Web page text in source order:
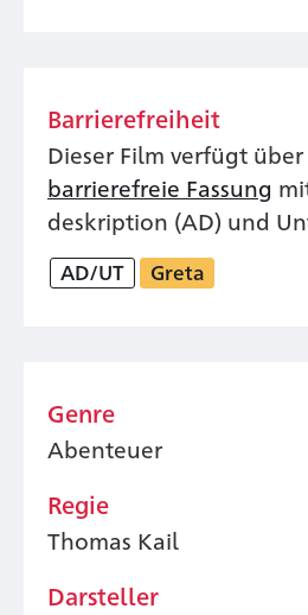
Barrierefreiheit
Dieser Film verfügt
barrierefreie Fassung
deskription (AD) und
AD/UT Greta
Genre
Abenteuer
Regie
Thomas Kail
Darsteller